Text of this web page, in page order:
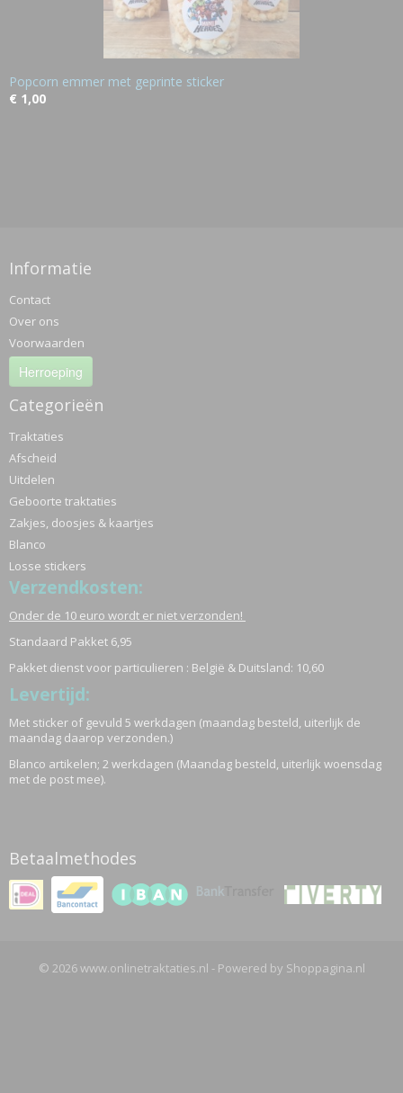
Popcorn emmer met geprinte sticker
€ 1,00
Informatie
Contact
Over ons
Voorwaarden
Herroeping
Categorieën
Traktaties
Afscheid
Uitdelen
Geboorte traktaties
Zakjes, doosjes & kaartjes
Blanco
Losse stickers
Verzendkosten:
Onder de 10 euro wordt er niet verzonden!
Standaard Pakket 6,95
Pakket dienst voor particulieren : België & Duitsland: 10,60
Levertijd:
Met sticker of gevuld 5 werkdagen (maandag besteld, uiterlijk de
maandag daarop verzonden.)
Blanco artikelen; 2 werkdagen (Maandag besteld, uiterlijk woensdag
met de post mee).
Betaalmethodes
© 2026 www.onlinetraktaties.nl - Powered by Shoppagina.nl